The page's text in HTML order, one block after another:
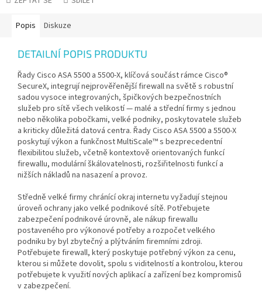
Popis Diskuze
DETAILNÍ POPIS PRODUKTU
Řady Cisco ASA 5500 a 5500-X, klíčová součást rámce Cisco®
SecureX, integrují nejprověřenější firewall na světě s robustní
sadou vysoce integrovaných, špičkových bezpečnostních
služeb pro sítě všech velikostí — malé a střední firmy s jednou
nebo několika pobočkami, velké podniky, poskytovatele služeb
a kriticky důležitá datová centra. Řady Cisco ASA 5500 a 5500-X
poskytují výkon a funkčnost MultiScale™ s bezprecedentní
flexibilitou služeb, včetně kontextově orientovaných funkcí
firewallu, modulární škálovatelnosti, rozšiřitelnosti funkcí a
nižších nákladů na nasazení a provoz.
Středně velké firmy chránící okraj internetu vyžadují stejnou
úroveň ochrany jako velké podnikové sítě. Potřebujete
zabezpečení podnikové úrovně, ale nákup firewallu
postaveného pro výkonové potřeby a rozpočet velkého
podniku by byl zbytečný a plýtváním firemními zdroji.
Potřebujete firewall, který poskytuje potřebný výkon za cenu,
kterou si můžete dovolit, spolu s viditelností a kontrolou, kterou
potřebujete k využití nových aplikací a zařízení bez kompromisů
v zabezpečení.